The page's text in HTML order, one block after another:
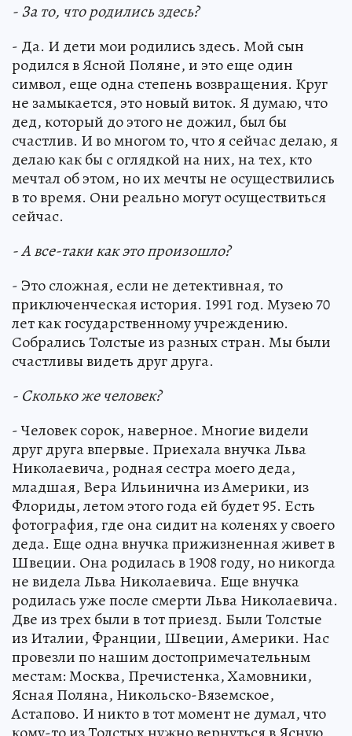
- За то, что родились здесь?
- Да. И дети мои родились здесь. Мой сын
родился в Ясной Поляне, и это еще один
символ, еще одна степень возвращения. Круг
не замыкается, это новый виток. Я думаю, что
дед, который до этого не дожил, был бы
счастлив. И во многом то, что я сейчас делаю, я
делаю как бы с оглядкой на них, на тех, кто
мечтал об этом, но их мечты не осуществились
в то время. Они реально могут осуществиться
сейчас.
- А все-таки как это произошло?
- Это сложная, если не детективная, то
приключенческая история. 1991 год. Музею 70
лет как государственному учреждению.
Собрались Толстые из разных стран. Мы были
счастливы видеть друг друга.
- Сколько же человек?
- Человек сорок, наверное. Многие видели
друг друга впервые. Приехала внучка Льва
Николаевича, родная сестра моего деда,
младшая, Вера Ильинична из Америки, из
Флориды, летом этого года ей будет 95. Есть
фотография, где она сидит на коленях у своего
деда. Еще одна внучка прижизненная живет в
Швеции. Она родилась в 1908 году, но никогда
не видела Льва Николаевича. Еще внучка
родилась уже после смерти Льва Николаевича.
Две из трех были в тот приезд. Были Толстые
из Италии, Франции, Швеции, Америки. Нас
провезли по нашим достопримечательным
местам: Москва, Пречистенка, Хамовники,
Ясная Поляна, Никольско-Вяземское,
Астапово. И никто в тот момент не думал, что